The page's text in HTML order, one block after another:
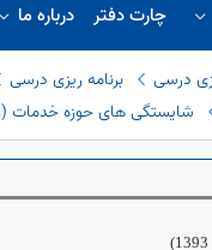
چارت دفتر درباره ما
درسی برنامه ریزی درسی
شایستگی های حوزه خدمات (٤٩١)